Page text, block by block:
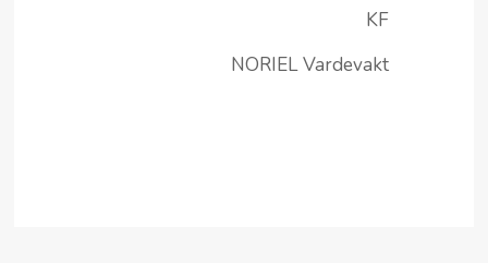
KF
NORIEL Vardevakt